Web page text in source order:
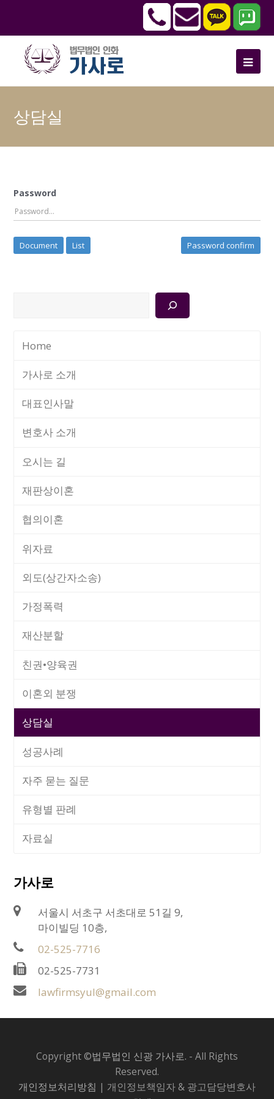
상담실
Password
Document List Password confirm
Home
가사로 소개
대표인사말
변호사 소개
오시는 길
재판상이혼
협의이혼
위자료
외도(상간자소송)
가정폭력
재산분할
친권•양육권
이혼외 분쟁
상담실
성공사례
자주 묻는 질문
유형별 판례
자료실
가사로
서울시 서초구 서초대로 51길 9,
마이빌딩 10층,
02-525-7716
02-525-7731
lawfirmsyul@gmail.com
Copyright ©법무법인 신광 가사로. - All Rights
Reserved.
개인정보처리방침 | 개인정보책임자 & 광고담당변호사